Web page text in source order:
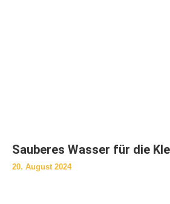
Sauberes Wasser für die
20. August 2024